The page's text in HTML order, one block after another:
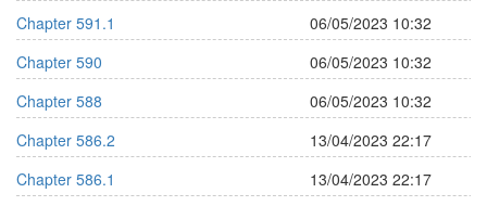
Chapter 591.1
06/05/2023 10:32
Chapter 590
06/05/2023 10:32
Chapter 588
06/05/2023 10:32
Chapter 586.2
13/04/2023 22:17
Chapter 586.1
13/04/2023 22:17